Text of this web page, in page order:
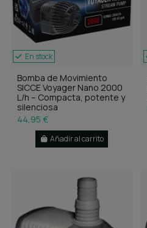
En stock
Bomba de Movimiento
SICCE Voyager Nano 2000
L/h – Compacta, potente y
silenciosa
44,95 €
Añadir al carrito